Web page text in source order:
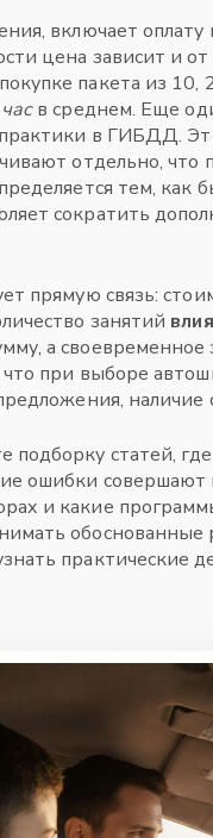
, включает
цена зависит и от
пакета из 10,
в среднем. Еще
практики в ГИБДД.
отдельно,
тем, как
сократить
прямую связь:
занятий
а своевременное
при выборе
статей,
ошибки
и какие
практические